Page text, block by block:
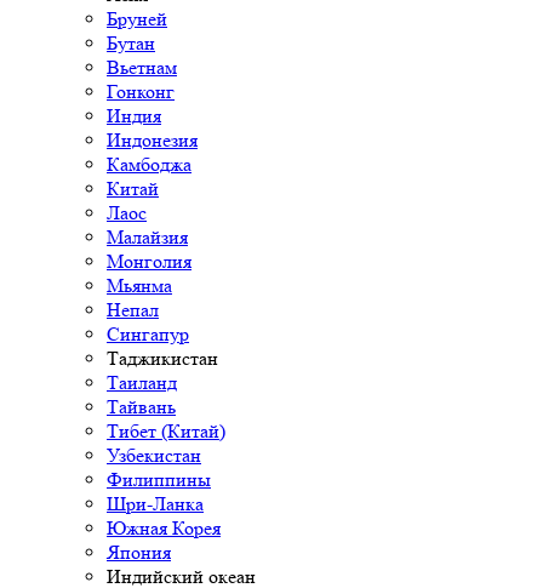
Бруней
Бутан
Вьетнам
Гонконг
Индия
Индонезия
Камбоджа
Китай
Лаос
Малайзия
Монголия
Мьянма
Непал
Сингапур
Таджикистан
Таиланд
Тайвань
Тибет (Китай)
Узбекистан
Филиппины
Шри-Ланка
Южная Корея
Япония
Индийский океан